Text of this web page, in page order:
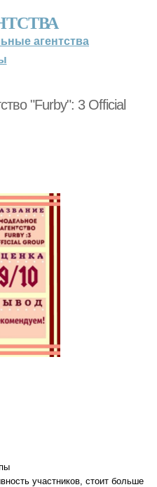
агентства
"Furby": 3 Official
участников, стоит больше